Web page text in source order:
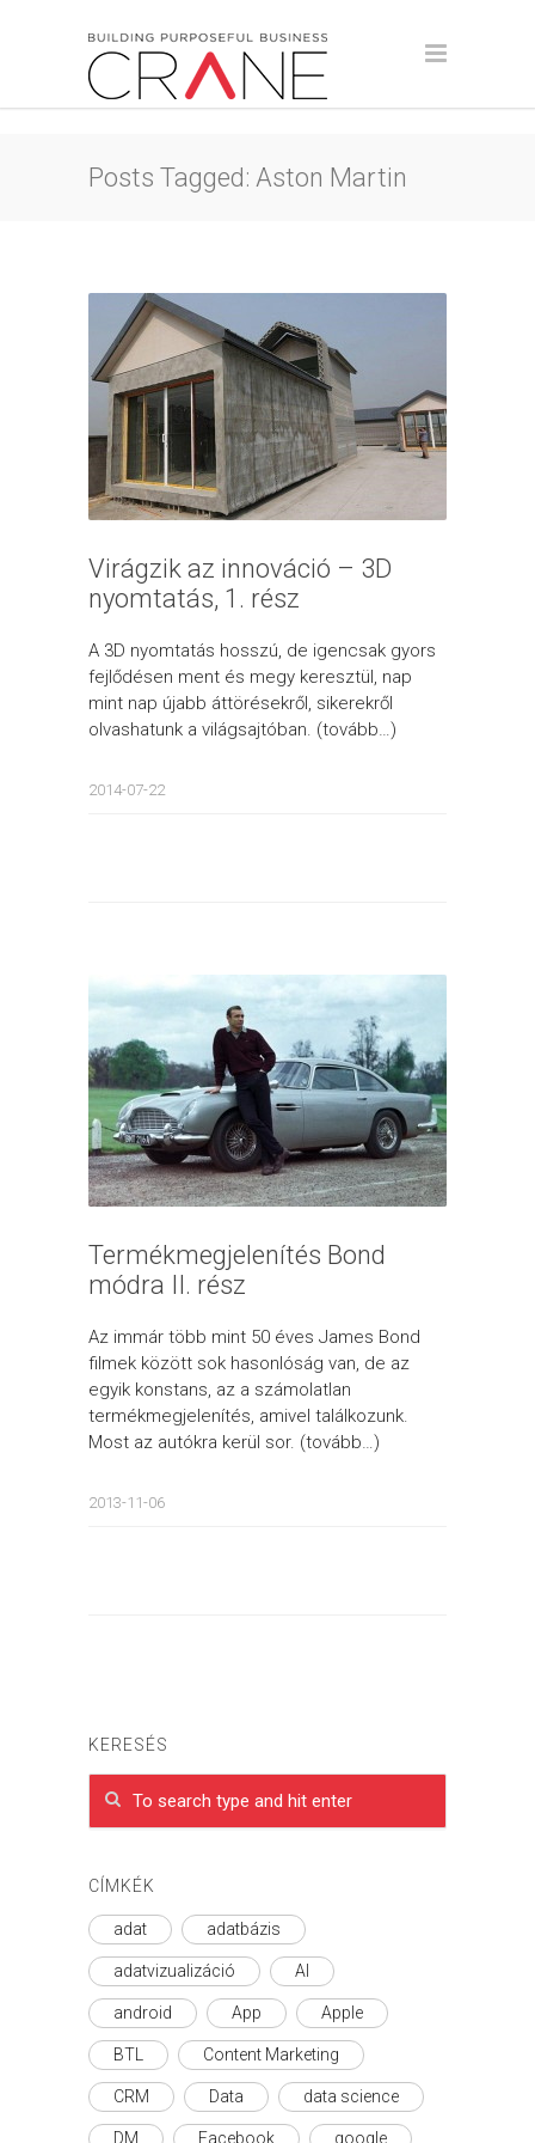
Posts Tagged: Aston Martin
Virágzik az innováció – 3D
nyomtatás, 1. rész
A 3D nyomtatás hosszú, de igencsak gyors
fejlődésen ment és megy keresztül, nap
mint nap újabb áttörésekről, sikerekről
olvashatunk a világsajtóban. (tovább…)
2014-07-22
Termékmegjelenítés Bond
módra II. rész
Az immár több mint 50 éves James Bond
filmek között sok hasonlóság van, de az
egyik konstans, az a számolatlan
termékmegjelenítés, amivel találkozunk.
Most az autókra kerül sor. (tovább…)
2013-11-06
KERESÉS
CÍMKÉK
adat adatbázis
adatvizualizáció AI
android App Apple
BTL Content Marketing
CRM Data data science
DM Facebook google